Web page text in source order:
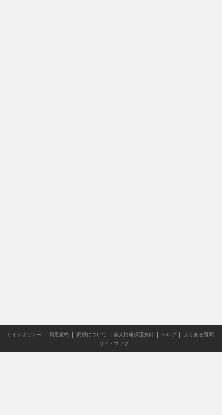
サイトポリシー 利用規約 商標について 個人情報保護方針 ヘルプ
よくある質問
サイトマップ